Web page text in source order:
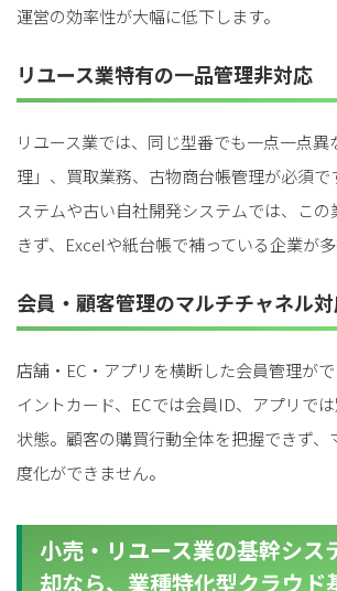
運営の効率性が大幅に低下します。
リユース業特有の一品管理非対応
リユース業では、同じ型番でも一点一点異
理」、買取業務、古物商台帳管理が必須で
ステムや古い自社開発システムでは、こ
きず、Excelや紙台帳で補っている企業が多
会員・顧客管理のマルチチャネル
店舗・EC・アプリを横断した会員管理が
イントカード、ECでは会員ID、アプリで
状態。顧客の購買行動全体を把握できず、
度化ができません。
小売・リユース業の基幹シス
却なら、業種特化型クラウド